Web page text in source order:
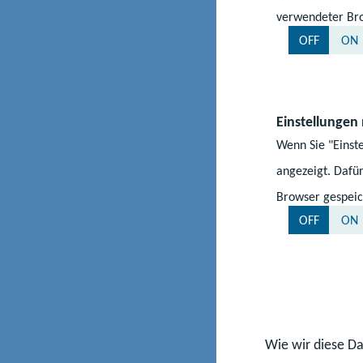
verwendeter
OFF
ON
Einstellungen
Wenn Sie
angezeigt.
Browser
OFF
ON
Wie wir diese
довідка на
вимушених
Бланк заяви
Офіційне
органах міста
Переклад
є офіційно